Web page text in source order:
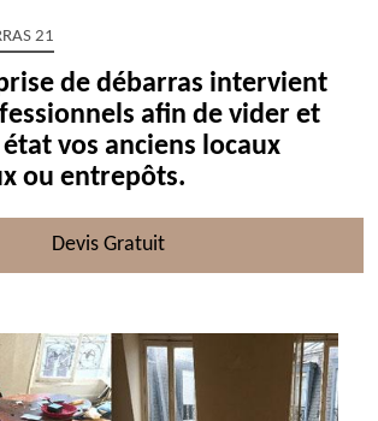
21
de débarras intervient
afin de vider et
vos anciens locaux
ou entrepôts.
Devis Gratuit